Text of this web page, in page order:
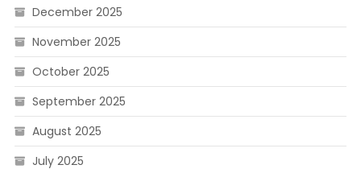
December 2025
November 2025
October 2025
September 2025
August 2025
July 2025